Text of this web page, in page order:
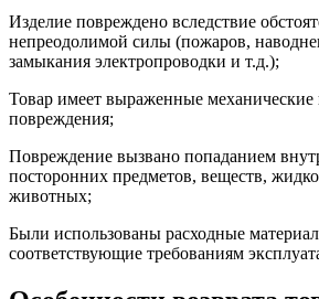
Изделие повреждено вследствие
непреодолимой силы (пожаров,
замыкания электропроводки и т.д.);
Товар имеет выраженные механические
повреждения;
Повреждение вызвано попаданием
посторонних предметов, веществ,
животных;
Были использованы расходные
соответствующие требованиям